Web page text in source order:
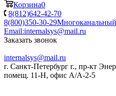
Корзина0
8(812)642-42-70
8(800)350-30-29Многоканальный
Email:internalsys@mail.ru
Заказать звонок
internalsys@mail.ru
г. Санкт-Петербург г., пр-кт
помещ. 11-Н, офис А/А-2-5